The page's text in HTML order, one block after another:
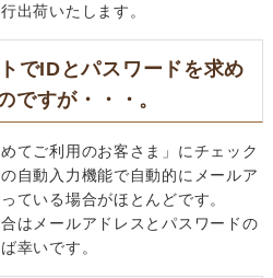
出荷いたします。
でIDとパスワードを求め
ですが・・・。
てご利用のお客さま」にチェック
自動入力機能で自動的にメールア
ている場合がほとんどです。
はメールアドレスとパスワードの
幸いです。